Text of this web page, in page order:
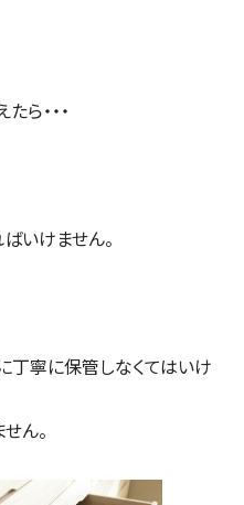
ら・・・
いけません。
丁寧に保管しなくてはいけ
ん。